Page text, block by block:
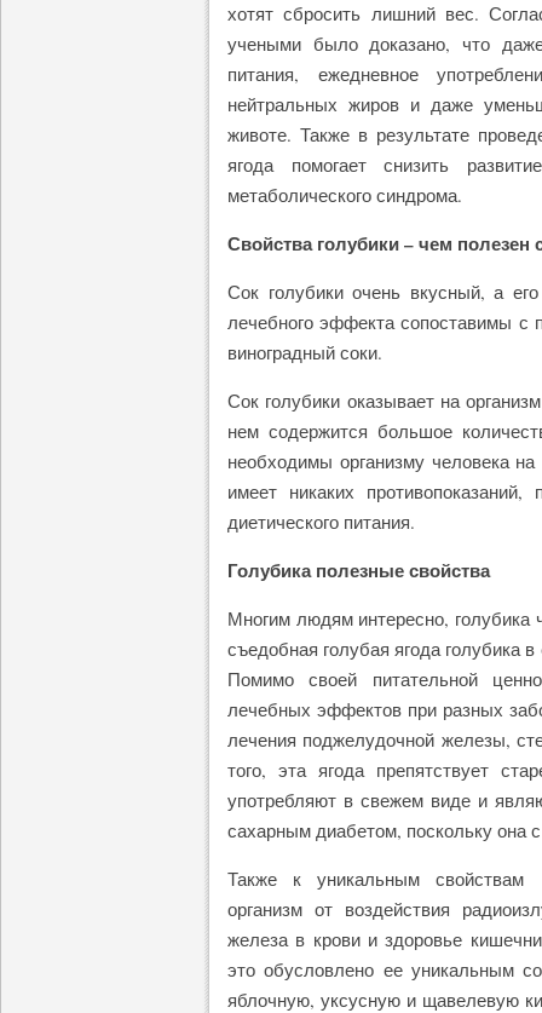
хотят сбросить лишний вес.
учеными было доказано, что
питания, ежедневное
нейтральных жиров и даже
животе. Также в результате
ягода помогает снизить
метаболического синдрома.
Свойства голубики – чем полезен
Сок голубики очень вкусный, а
лечебного эффекта сопоставимы с
виноградный соки.
Сок голубики оказывает на
нем содержится большое
необходимы организму человека
имеет никаких
диетического питания.
Голубика полезные свойства
Многим людям интересно, голубика
съедобная голубая ягода голубика
Помимо своей питательной
лечебных эффектов при разных
лечения поджелудочной железы,
того, эта ягода препятствует
употребляют в свежем виде и
сахарным диабетом, поскольку она
Также к уникальным свойствам
организм от воздействия
железа в крови и здоровье
это обусловлено ее уникальным
яблочную, уксусную и щавелевую